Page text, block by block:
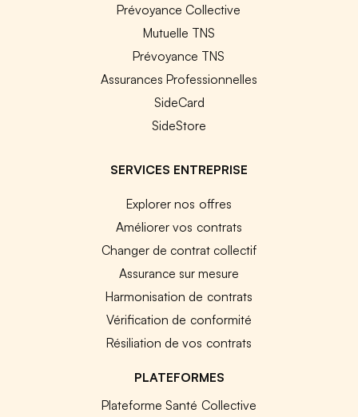
Prévoyance Collective
Mutuelle TNS
Prévoyance TNS
Assurances Professionnelles
SideCard
SideStore
SERVICES ENTREPRISE
Explorer nos offres
Améliorer vos contrats
Changer de contrat collectif
Assurance sur mesure
Harmonisation de contrats
Vérification de conformité
Résiliation de vos contrats
PLATEFORMES
Plateforme Santé Collective